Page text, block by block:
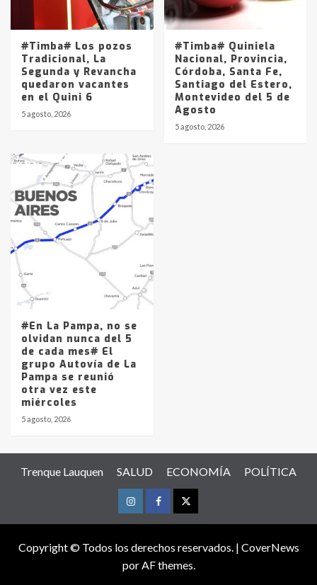
#Timba# Los pozos
Tradicional, La
Segunda y Revancha
quedaron vacantes
en el Quini 6
5 agosto, 2026
#Timba# Quiniela
Nacional, Provincia,
Córdoba, Santa Fe,
Santiago del Estero,
Montevideo del 5 de
Agosto
5 agosto, 2026
#En La Pampa, no se
olvidan nunca del 5
de cada mes# El
grupo Autovía de La
Pampa se reunió
otra vez este
miércoles
5 agosto, 2026
Trenque Lauquen SALUD ECONOMÍA POLÍTICA
InstagramFacebookTwitter
Copyright © Todos los derechos reservados. | CoverNews
por AF themes.